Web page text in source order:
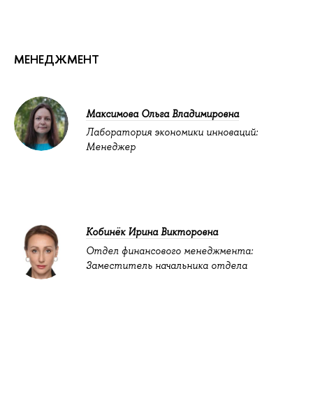
МЕНЕДЖМЕНТ
Максимова Ольга Владимировна
Лаборатория экономики инноваций:
Менеджер
Кобинёк Ирина Викторовна
Отдел финансового менеджмента:
Заместитель начальника отдела